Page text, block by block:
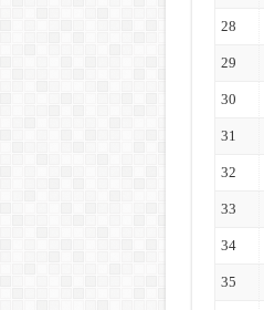
28
29
30
31
32
33
34
35